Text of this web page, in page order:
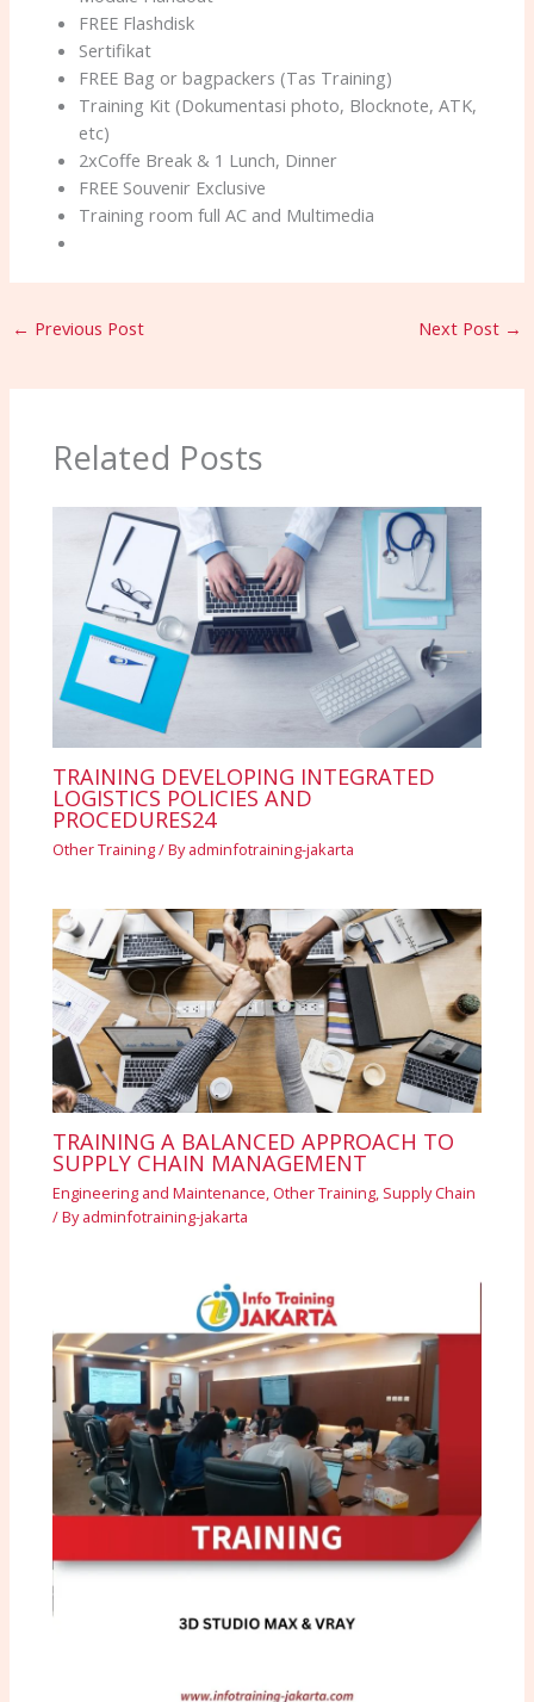
FREE Flashdisk
Sertifikat
FREE Bag or bagpackers (Tas Training)
Training Kit (Dokumentasi photo, Blocknote, ATK,
etc)
2xCoffe Break & 1 Lunch, Dinner
FREE Souvenir Exclusive
Training room full AC and Multimedia
← Previous Post Next Post →
Related Posts
TRAINING DEVELOPING INTEGRATED
LOGISTICS POLICIES AND
PROCEDURES24
Other Training/ Byadminfotraining-jakarta
TRAINING A BALANCED APPROACH TO
SUPPLY CHAIN MANAGEMENT
Engineering and Maintenance, Other Training, Supply Chain
/ Byadminfotraining-jakarta